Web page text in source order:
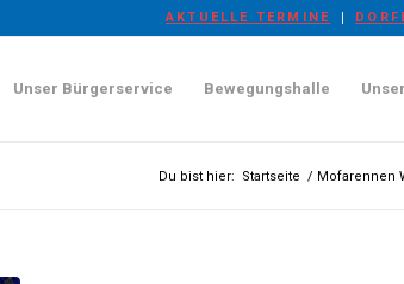
AKTUELLE TERMINE
Unser Bürgerservice Bewegungshalle
Du bist hier: Startseite / Mofarennen